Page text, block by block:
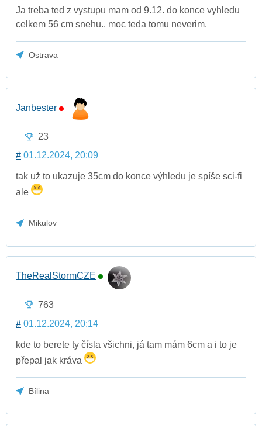
Ja treba ted z vystupu mam od 9.12. do konce vyhledu
celkem 56 cm snehu.. moc teda tomu neverim.
Ostrava
Janbester
23
# 01.12.2024, 20:09
tak už to ukazuje 35cm do konce výhledu je spíše sci-fi
ale
Mikulov
TheRealStormCZE
763
# 01.12.2024, 20:14
kde to berete ty čísla všichni, já tam mám 6cm a i to je
přepal jak kráva
Bílina